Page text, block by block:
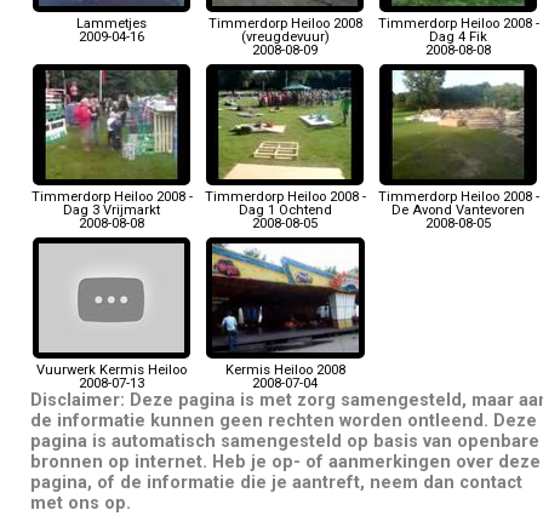
Lammetjes
2009-04-16
Timmerdorp Heiloo 2008
(vreugdevuur)
2008-08-09
Timmerdorp Heiloo 2008 -
Dag 4 Fik
2008-08-08
Timmerdorp Heiloo 2008 -
Dag 3 Vrijmarkt
2008-08-08
Timmerdorp Heiloo 2008 -
Dag 1 Ochtend
2008-08-05
Timmerdorp Heiloo 2008 -
De Avond Vantevoren
2008-08-05
Vuurwerk Kermis Heiloo
2008-07-13
Kermis Heiloo 2008
2008-07-04
Disclaimer: Deze pagina is met zorg samengesteld, maar
de informatie kunnen geen rechten worden ontleend. Deze
pagina is automatisch samengesteld op basis van openbare
bronnen op internet. Heb je op- of aanmerkingen over deze
pagina, of de informatie die je aantreft, neem dan contact
met ons op.